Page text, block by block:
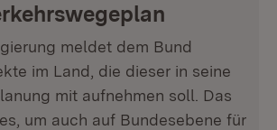
meldet dem Bund
im Land, die dieser in seine
mit aufnehmen soll. Das
um auch auf Bundesebene für